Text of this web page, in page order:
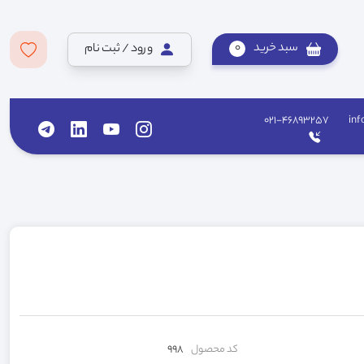
سبد خرید 0 ورود / ثبت نام
021-46893257
کد محصول 998